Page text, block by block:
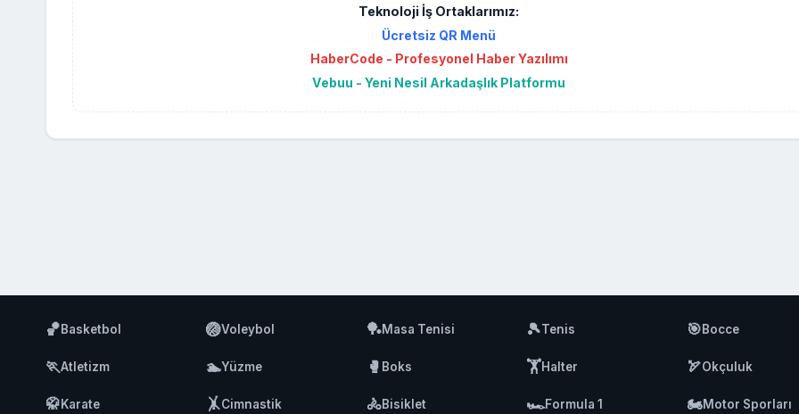
Teknoloji İş Ortaklarımız:
Ücretsiz QR Menü
HaberCode - Profesyonel Haber Yazılımı
Vebuu - Yeni Nesil Arkadaşlık Platformu
🏀Basketbol 🏐Voleybol 🏓Masa Tenisi 🎾Tenis 🎯Bocce
🏃Atletizm 🏊Yüzme 🥊 Boks 🏋️Halter 🏹Okçuluk
🥋Karate 🤸Cimnastik 🚴Bisiklet 🏎️Formula 1 🏍️Motor Sporları